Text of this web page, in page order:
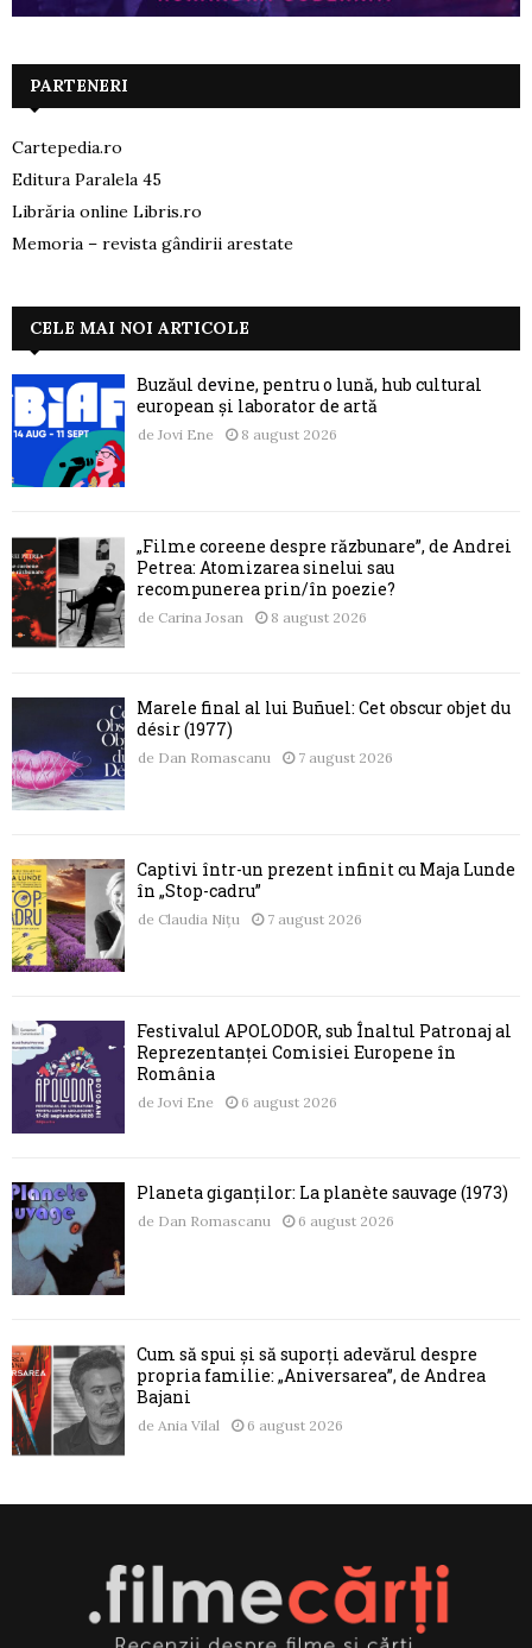
PARTENERI
Cartepedia.ro
Editura Paralela 45
Librăria online Libris.ro
Memoria – revista gândirii arestate
CELE MAI NOI ARTICOLE
Buzăul devine, pentru o lună, hub cultural
european și laborator de artă
de Jovi Ene 8 august 2026
„Filme coreene despre răzbunare”, de Andrei
Petrea: Atomizarea sinelui sau
recompunerea prin/în poezie?
de Carina Josan 8 august 2026
Marele final al lui Buñuel: Cet obscur objet du
désir (1977)
de Dan Romascanu 7 august 2026
Captivi într-un prezent infinit cu Maja Lunde
în „Stop-cadru”
de Claudia Nițu 7 august 2026
Festivalul APOLODOR, sub Înaltul Patronaj al
Reprezentanței Comisiei Europene în
România
de Jovi Ene 6 august 2026
Planeta giganților: La planète sauvage (1973)
de Dan Romascanu 6 august 2026
Cum să spui și să suporți adevărul despre
propria familie: „Aniversarea”, de Andrea
Bajani
de Ania Vilal 6 august 2026